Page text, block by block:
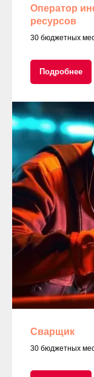
Оператор
ресурсов
30 бюджетных
Подробнее
Сварщик
30 бюджетных